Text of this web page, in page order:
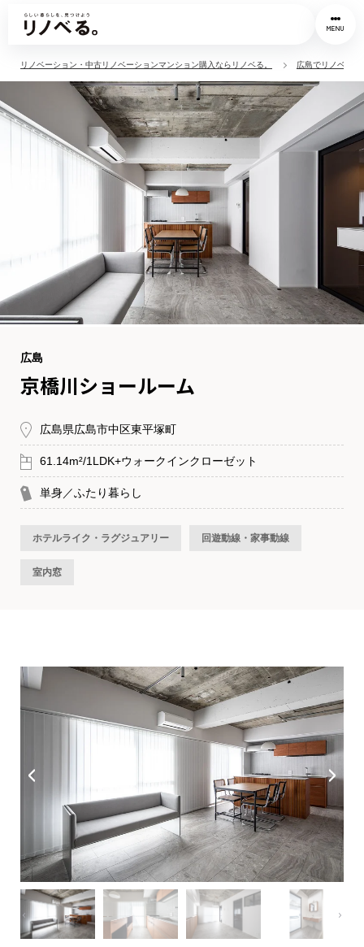
MENU
リノベーション・中古リノベーションマンション購入ならリノベる。 広島でリノベーシ
広島
京橋川ショールーム
広島県広島市中区東平塚町
61.14m²/1LDK+ウォークインクローゼット
単身／ふたり暮らし
ホテルライク・ラグジュアリー 回遊動線・家事動線
室内窓